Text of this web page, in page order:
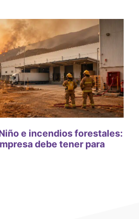
e incendios forestales:
debe tener para